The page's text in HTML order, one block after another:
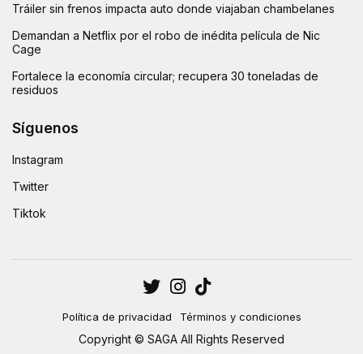
Tráiler sin frenos impacta auto donde viajaban chambelanes
Demandan a Netflix por el robo de inédita película de Nic
Cage
Fortalece la economía circular; recupera 30 toneladas de
residuos
Síguenos
Instagram
Twitter
Tiktok
Política de privacidad Términos y condiciones
Copyright © SAGA All Rights Reserved